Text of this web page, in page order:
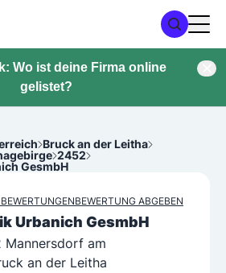
Wo ist deine Firma online
gelistet?
Bruck an der Leitha
2452
GesmbH
BEWERTUNG ABGEBEN
Urbanich GesmbH
am
an der Leitha